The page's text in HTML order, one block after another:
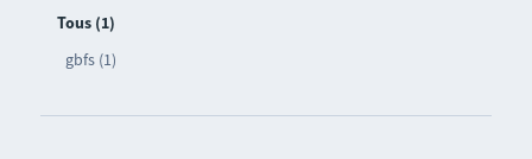
Tous (1)
gbfs (1)